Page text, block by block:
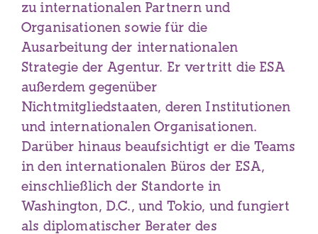
zu internationalen Partnern und
Organisationen sowie für die
Ausarbeitung der internationalen
Strategie der Agentur. Er vertritt die ESA
außerdem gegenüber
Nichtmitgliedstaaten, deren Institutionen
und internationalen Organisationen.
Darüber hinaus beaufsichtigt er die Teams
in den internationalen Büros der ESA,
einschließlich der Standorte in
Washington, D.C., und Tokio, und fungiert
als diplomatischer Berater des